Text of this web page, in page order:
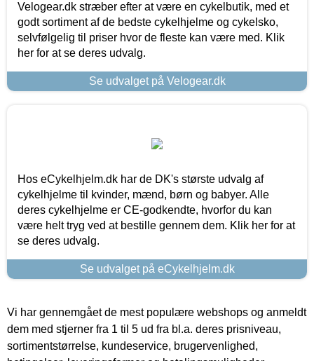
Velogear.dk stræber efter at være en cykelbutik, med et
godt sortiment af de bedste cykelhjelme og cykelsko,
selvfølgelig til priser hvor de fleste kan være med. Klik
her for at se deres udvalg.
Se udvalget på Velogear.dk
Hos eCykelhjelm.dk har de DK's største udvalg af
cykelhjelme til kvinder, mænd, børn og babyer. Alle
deres cykelhjelme er CE-godkendte, hvorfor du kan
være helt tryg ved at bestille gennem dem. Klik her for at
se deres udvalg.
Se udvalget på eCykelhjelm.dk
Vi har gennemgået de mest populære webshops og anmeldt
dem med stjerner fra 1 til 5 ud fra bl.a. deres prisniveau,
sortimentstørrelse, kundeservice, brugervenlighed,